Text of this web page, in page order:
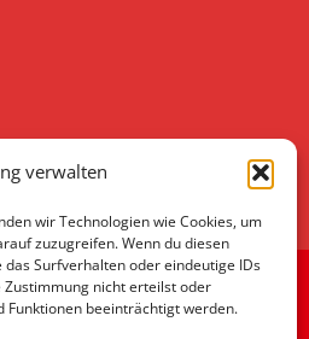
verwalten
wir Technologien wie Cookies, um
zuzugreifen. Wenn du diesen
Surfverhalten oder eindeutige IDs
nicht erteilst oder
beeinträchtigt werden.